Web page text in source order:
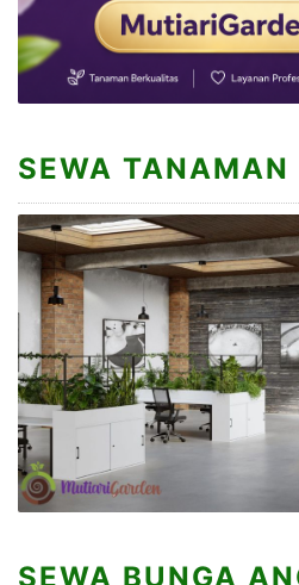
SEWA TANAMAN
SEWA BUNGA